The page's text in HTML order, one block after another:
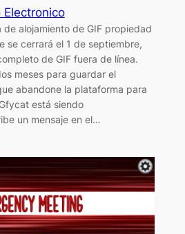
Electronico
alojamiento de GIF propiedad
se cerrará el 1 de septiembre,
de GIF fuera de línea.
meses para guardar el
abandone la plataforma para
está siendo
un mensaje en el…